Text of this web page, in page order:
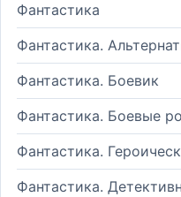
Фантастика
Фантастика.
Фантастика. Боевик
Фантастика. Боевые
Фантастика.
Фантастика.